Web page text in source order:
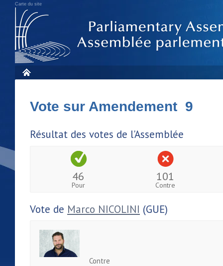
Carte du site
Vote sur Amendement 9
Résultat des votes de l'Assemblée
46
Pour
101
Contre
Vote de Marco NICOLINI (GUE)
Contre